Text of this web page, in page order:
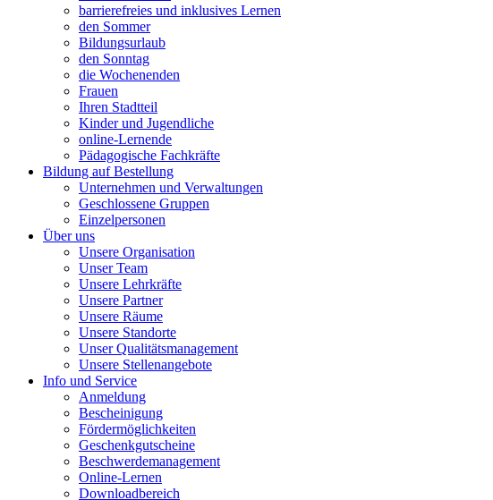
barrierefreies und inklusives Lernen
den Sommer
Bildungsurlaub
den Sonntag
die Wochenenden
Frauen
Ihren Stadtteil
Kinder und Jugendliche
online-Lernende
Pädagogische Fachkräfte
Bildung auf Bestellung
Unternehmen und Verwaltungen
Geschlossene Gruppen
Einzelpersonen
Über uns
Unsere Organisation
Unser Team
Unsere Lehrkräfte
Unsere Partner
Unsere Räume
Unsere Standorte
Unser Qualitätsmanagement
Unsere Stellenangebote
Info und Service
Anmeldung
Bescheinigung
Fördermöglichkeiten
Geschenkgutscheine
Beschwerdemanagement
Online-Lernen
Downloadbereich